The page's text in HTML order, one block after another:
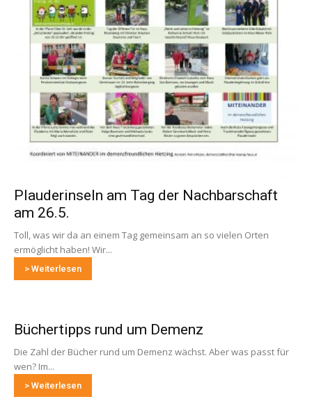
Plauderinseln am Tag der Nachbarschaft
am 26.5.
Toll, was wir da an einem Tag gemeinsam an so vielen Orten
ermöglicht haben! Wir...
> Weiterlesen
Büchertipps rund um Demenz
Die Zahl der Bücher rund um Demenz wächst. Aber was passt für
wen? Im...
> Weiterlesen